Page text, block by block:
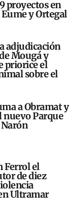
proyectos en
y Ortegal
adjudicación
Mougá y
priorice el
sobre el
a Obramat y
nuevo Parque
Narón
Ferrol el
de diez
Ultramar